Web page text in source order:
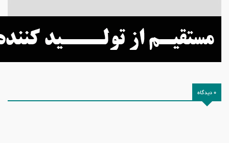
0 دیدگاه